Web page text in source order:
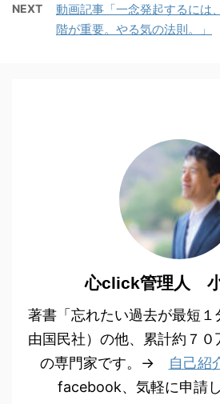
NEXT
動画記事「一念発起するには
階が重要。やる気の法則。」
心click管理人
著書「忘れたい過去が最短１
由国民社）の他、累計約７
の専門家です。→
自己
facebook、気軽に申請